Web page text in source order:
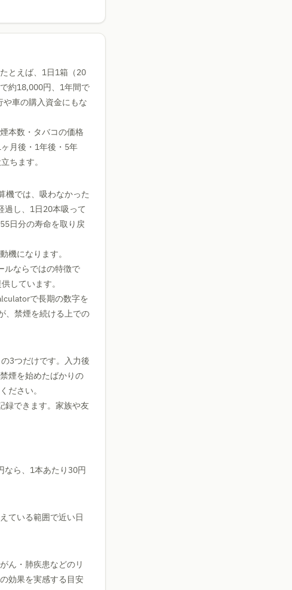
とえば、1日1箱（20
約18,000円、1年間で
車の購入資金にもな
本数・タバコの価格
月後・1年後・5年
ちます。
機では、吸わなかった
過し、1日20本吸って
日分の寿命を取り戻
機になります。
ルならではの特徴で
しています。
で長期の数字を
、禁煙を続ける上での
3つだけです。入力後
煙を始めたばかりの
ださい。
録できます。家族や友
なら、1本あたり30円
ている範囲で近い日
ん・肺疾患などのリ
効果を実感する目安